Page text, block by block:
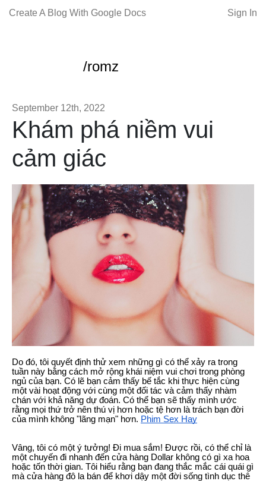
Create A Blog With Google Docs Sign In
/romz
September 12th, 2022
Khám phá niềm vui
cảm giác
Do đó, tôi quyết định thử xem những gì có thể xảy ra trong
tuần này bằng cách mở rộng khái niệm vui chơi trong phòng
ngủ của bạn. Có lẽ bạn cảm thấy bế tắc khi thực hiện cùng
một vài hoạt động với cùng một đối tác và cảm thấy nhàm
chán với khả năng dự đoán. Có thể bạn sẽ thấy mình ước
rằng mọi thứ trở nên thú vị hơn hoặc tệ hơn là trách bạn đời
của mình không "lãng mạn" hơn. Phim Sex Hay
Vâng, tôi có một ý tưởng! Đi mua sắm! Được rồi, có thể chỉ là
một chuyến đi nhanh đến cửa hàng Dollar không có gì xa hoa
hoặc tốn thời gian. Tôi hiểu rằng bạn đang thắc mắc cái quái gì
mà cửa hàng đô la bán để khơi dậy một đời sống tình dục thê